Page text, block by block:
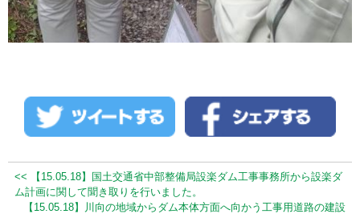
<< 【15.05.18】国土交通省中部整備局設楽ダム工事事務所から設楽ダ
ム計画に関して聞き取りを行いました。
【15.05.18】川向の地域からダム本体方面へ向かう工事用道路の建設